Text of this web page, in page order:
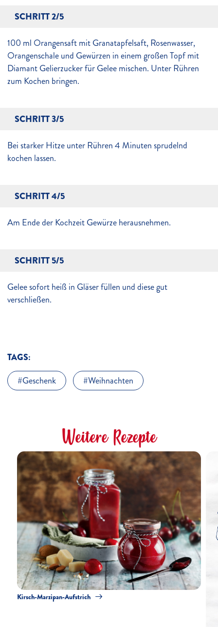
SCHRITT 2/5
100 ml Orangensaft mit Granatapfelsaft, Rosenwasser,
Orangenschale und Gewürzen in einem großen Topf mit
Diamant Gelierzucker für Gelee mischen. Unter Rühren
zum Kochen bringen.
SCHRITT 3/5
Bei starker Hitze unter Rühren 4 Minuten sprudelnd
kochen lassen.
SCHRITT 4/5
Am Ende der Kochzeit Gewürze herausnehmen.
SCHRITT 5/5
Gelee sofort heiß in Gläser füllen und diese gut
verschließen.
TAGS:
Geschenk
Weihnachten
Weitere Rezepte
Kirsch-Marzipan-Aufstrich